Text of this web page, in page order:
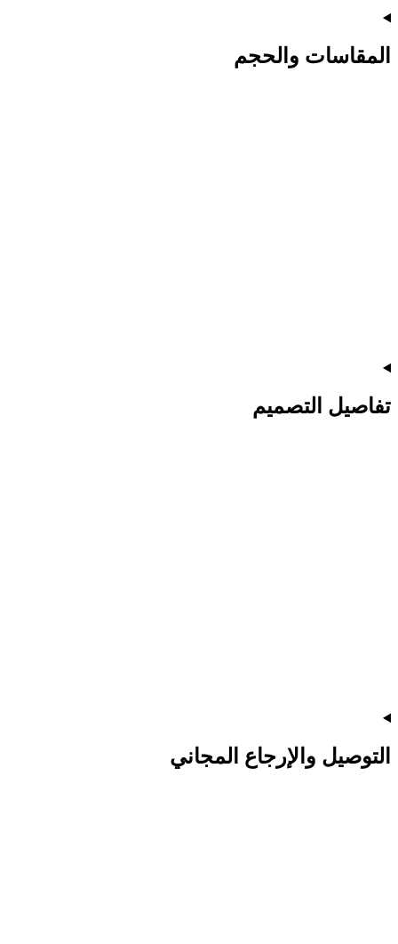
المقاسات والحجم
تفاصيل التصميم
التوصيل والإرجاع المجاني